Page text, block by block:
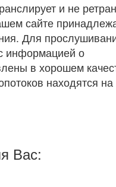
и не
сайте
Для
информацией о
в хорошем
находятся на
Вас: